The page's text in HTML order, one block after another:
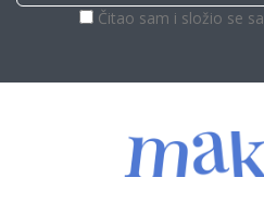
Čitao sam i složio se sa